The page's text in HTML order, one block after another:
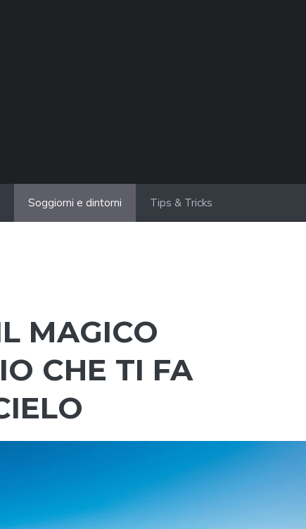
Soggiorni e dintorni Tips & Tricks
MAGICO
CHE TI FA